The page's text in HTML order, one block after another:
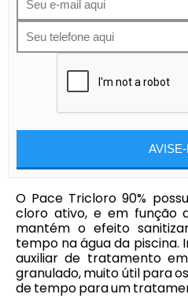
O Pace Tricloro 90%
cloro ativo, e em função
mantém o efeito
tempo na água da piscina.
auxiliar de tratamento
granulado, muito útil para
de tempo para um